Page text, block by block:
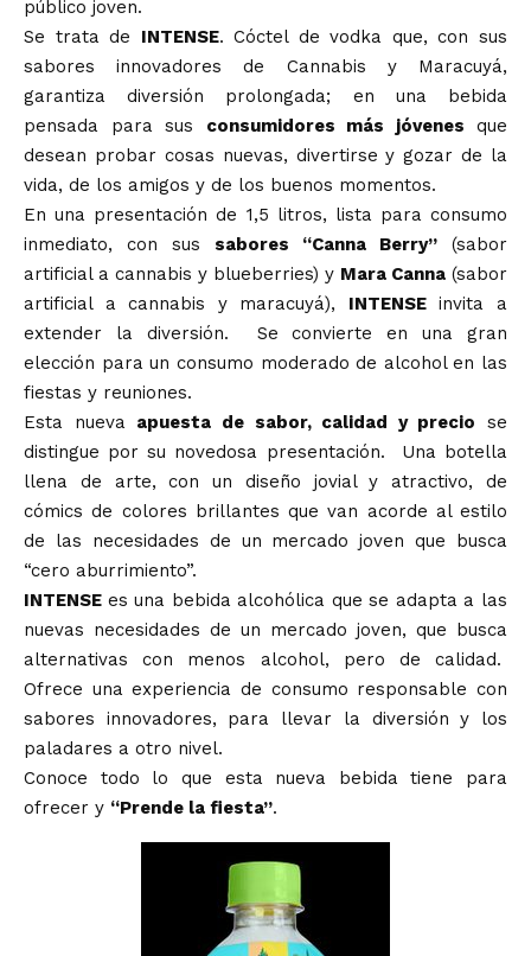
público joven.
Se trata de INTENSE. Cóctel de vodka que, con sus
sabores innovadores de Cannabis y Maracuyá,
garantiza diversión prolongada; en una bebida
pensada para sus consumidores más jóvenes que
desean probar cosas nuevas, divertirse y gozar de la
vida, de los amigos y de los buenos momentos.
En una presentación de 1,5 litros, lista para consumo
inmediato, con sus sabores “Canna Berry” (sabor
artificial a cannabis y blueberries) y Mara Canna (sabor
artificial a cannabis y maracuyá), INTENSEinvita a
extender la diversión. Se convierte en una gran
elección para un consumo moderado de alcohol en las
fiestas y reuniones.
Esta nueva apuesta de sabor, calidad y precio se
distingue por su novedosa presentación. Una botella
llena de arte, con un diseño jovial y atractivo, de
cómics de colores brillantes que van acorde al estilo
de las necesidades de un mercado joven que busca
“cero aburrimiento”.
INTENSE es una bebida alcohólica que se adapta a las
nuevas necesidades de un mercado joven, que busca
alternativas con menos alcohol, pero de calidad.
Ofrece una experiencia de consumo responsable con
sabores innovadores, para llevar la diversión y los
paladares a otro nivel.
Conoce todo lo que esta nueva bebida tiene para
ofrecer y “Prende la fiesta”.